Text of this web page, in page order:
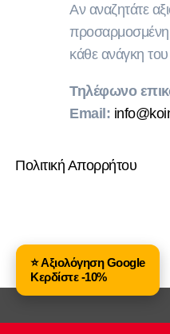
Αν αναζητάτε
προσαρμοσμένη
κάθε ανάγκη του
Τηλέφωνο
Email:
Πολιτική Απορρήτου
⭐ Αξιολόγηση Google
Κερδίστε -10%